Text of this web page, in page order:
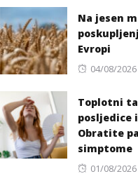
Na jesen
Evropi
Posted
04/08/2026
Toplotni
posljedice
Obratite
simptome
Posted
01/08/2026